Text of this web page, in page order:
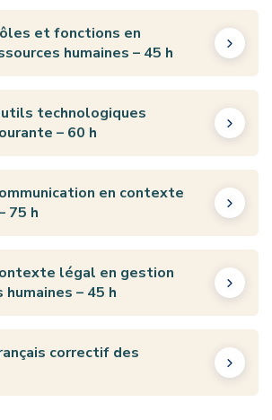
et fonctions en
humaines – 45 h
technologiques
– 60 h
en contexte
75 h
légal en gestion
– 45 h
correctif des